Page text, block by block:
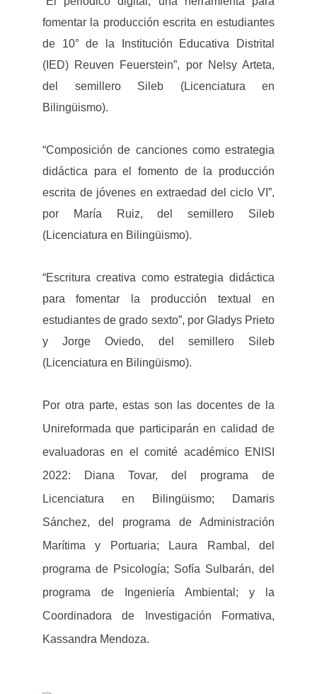
fomentar la producción escrita en estudiantes
de 10° de la Institución Educativa Distrital
(IED) Reuven Feuerstein”, por Nelsy Arteta,
del semillero Sileb (Licenciatura en
Bilingüismo).
“Composición de canciones como estrategia
didáctica para el fomento de la producción
escrita de jóvenes en extraedad del ciclo VI”,
por María Ruiz, del semillero Sileb
(Licenciatura en Bilingüismo).
“Escritura creativa como estrategia didáctica
para fomentar la producción textual en
estudiantes de grado sexto”, por Gladys Prieto
y Jorge Oviedo, del semillero Sileb
(Licenciatura en Bilingüismo).
Por otra parte, estas son las docentes de la
Unireformada que participarán en calidad de
evaluadoras en el comité académico ENISI
2022: Diana Tovar, del programa de
Licenciatura en Bilingüismo; Damaris
Sánchez, del programa de Administración
Marítima y Portuaria; Laura Rambal, del
programa de Psicología; Sofía Sulbarán, del
programa de Ingeniería Ambiental; y la
Coordinadora de Investigación Formativa,
Kassandra Mendoza.